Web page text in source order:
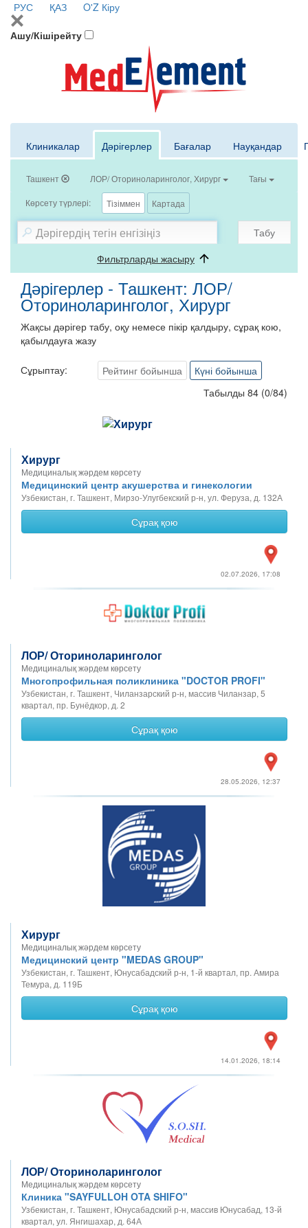
РУС ҚАЗ O'Z Кіру
Ашу/Кішірейту
Клиникалар Дәрігерлер Бағалар Науқандар
Ташкент ЛОР/ Оториноларинголог, Хирург Тағы
Көрсету түрлері: Тізіммен Картада
Табу
Фильтрларды жасыру
Дәрігерлер - Ташкент: ЛОР/
Оториноларинголог, Хирург
Жақсы дәрігер табу, оқу немесе пікір қалдыру, сұрақ кою,
қабылдауға жазу
Сұрыптау: Рейтинг бойынша
Күні бойынша
Табылды 84 (0/84)
Хирург
Медициналық жәрдем көрсету
Медицинский центр акушерства и гинекологии
Узбекистан, г. Ташкент, Мирзо-Улугбекский р-н, ул. Феруза, д. 132А
Сұрақ қою
02.07.2026, 17:08
ЛОР/ Оториноларинголог
Медициналық жәрдем көрсету
Многопрофильная поликлиника "DOCTOR PROFI"
Узбекистан, г. Ташкент, Чиланзарский р-н, массив Чиланзар, 5
квартал, пр. Бунёдкор, д. 2
Сұрақ қою
28.05.2026, 12:37
Хирург
Медициналық жәрдем көрсету
Медицинский центр "MEDAS GROUP"
Узбекистан, г. Ташкент, Юнусабадский р-н, 1-й квартал, пр. Амира
Темура, д. 119Б
Сұрақ қою
14.01.2026, 18:14
ЛОР/ Оториноларинголог
Медициналық жәрдем көрсету
Клиника "SAYFULLOH OTA SHIFO"
Узбекистан, г. Ташкент, Юнусабадский р-н, массив Юнусабад, 13-й
квартал, ул. Янгишахар, д. 64А